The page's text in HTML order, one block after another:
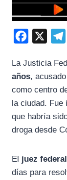
c
e
b
l
La Justicia
años,
como centro
la ciudad. Fue
que habría
droga desde
El juez
días para